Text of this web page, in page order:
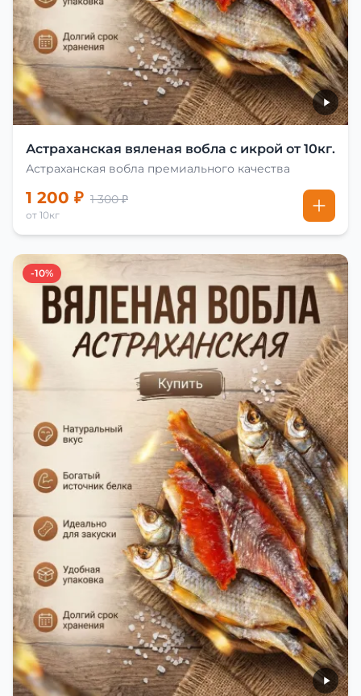
Астраханская вяленая вобла с икрой от 10кг.
Астраханская вобла премиального качества
1 200 ₽ 1 300 ₽
от 10кг
-10%